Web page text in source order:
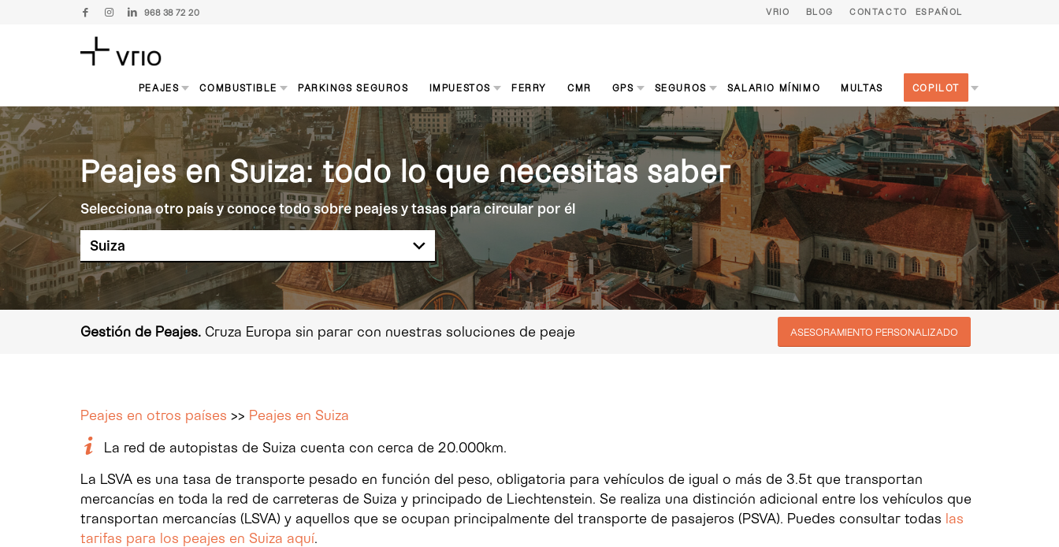
VRIO BLOG CONTACTO ESPAÑOL
968 38 72 20
PEAJES COMBUSTIBLE PARKINGS SEGUROS IMPUESTOS FERRY CMR GPS SEGUROS SALARIO MÍNIMO MULTAS COPILOT
Peajes en Suiza: todo lo que necesitas saber
Selecciona otro país y conoce todo sobre peajes y tasas para circular por él
Gestión de Peajes. Cruza Europa sin parar con nuestras soluciones de peaje ASESORAMIENTO PERSONALIZADO
Peajes en otros países >> Peajes en Suiza
La red de autopistas de Suiza cuenta con cerca de 20.000km.
La LSVA es una tasa de transporte pesado en función del peso, obligatoria para vehículos de igual o más de 3.5t que transportan
mercancías en toda la red de carreteras de Suiza y principado de Liechtenstein. Se realiza una distinción adicional entre los vehículos que
transportan mercancías (LSVA) y aquellos que se ocupan principalmente del transporte de pasajeros (PSVA). Puedes consultar todas las
tarifas para los peajes en Suiza aquí.